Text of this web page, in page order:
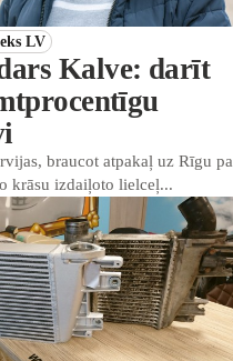
LV
Kalve: darīt
braucot atpakaļ uz Rīgu pa
krāsu izdaiļoto lielceļ...